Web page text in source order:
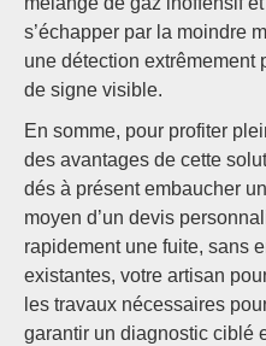
s’échapper par la moindre
une détection extrêmement
de signe visible.
En somme, pour profiter
des avantages de cette
dés à présent embaucher
moyen d’un devis
rapidement une fuite, sans
existantes, votre artisan
les travaux nécessaires
garantir un diagnostic ciblé